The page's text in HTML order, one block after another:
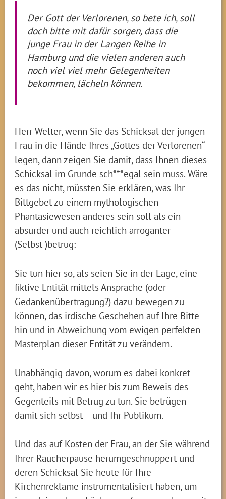
Der Gott der Verlorenen, so bete ich, soll
doch bitte mit dafür sorgen, dass die
junge Frau in der Langen Reihe in
Hamburg und die vielen anderen auch
noch viel viel mehr Gelegenheiten
bekommen, lächeln können.
Herr Welter, wenn Sie das Schicksal der jungen
Frau in die Hände Ihres „Gottes der Verlorenen“
legen, dann zeigen Sie damit, dass Ihnen dieses
Schicksal im Grunde sch***egal sein muss. Wäre
es das nicht, müssten Sie erklären, was Ihr
Bittgebet zu einem mythologischen
Phantasiewesen anderes sein soll als ein
absurder und auch reichlich arroganter
(Selbst-)betrug:
Sie tun hier so, als seien Sie in der Lage, eine
fiktive Entität mittels Ansprache (oder
Gedankenübertragung?) dazu bewegen zu
können, das irdische Geschehen auf Ihre Bitte
hin und in Abweichung vom ewigen perfekten
Masterplan dieser Entität zu verändern.
Unabhängig davon, worum es dabei konkret
geht, haben wir es hier bis zum Beweis des
Gegenteils mit Betrug zu tun. Sie betrügen
damit sich selbst – und Ihr Publikum.
Und das auf Kosten der Frau, an der Sie während
Ihrer Raucherpause herumgeschnuppert und
deren Schicksal Sie heute für Ihre
Kirchenreklame instrumentalisiert haben, um